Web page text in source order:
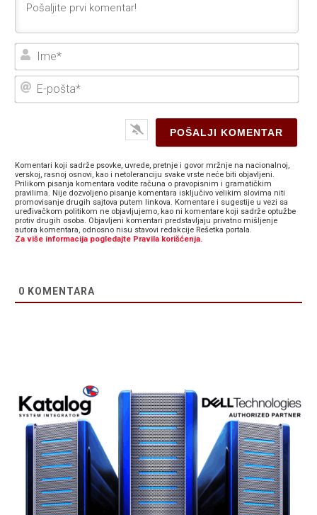
E-
Komentari koji sadrže psovke, uvrede, pretnje i govor mržnje na nacionalnoj,
verskoj, rasnoj osnovi, kao i netoleranciju svake vrste neće biti objavljeni.
Prilikom pisanja komentara vodite računa o pravopisnim i gramatičkim
pravilima. Nije dozvoljeno pisanje komentara isključivo velikim slovima niti
promovisanje drugih sajtova putem linkova. Komentare i sugestije u vezi sa
uređivačkom politikom ne objavljujemo, kao ni komentare koji sadrže optužbe
protiv drugih osoba. Objavljeni komentari predstavljaju privatno mišljenje
autora komentara, odnosno nisu stavovi redakcije Rešetka portala.
Za više informacija pogledajte Pravila korišćenja.
0 KOMENTARA